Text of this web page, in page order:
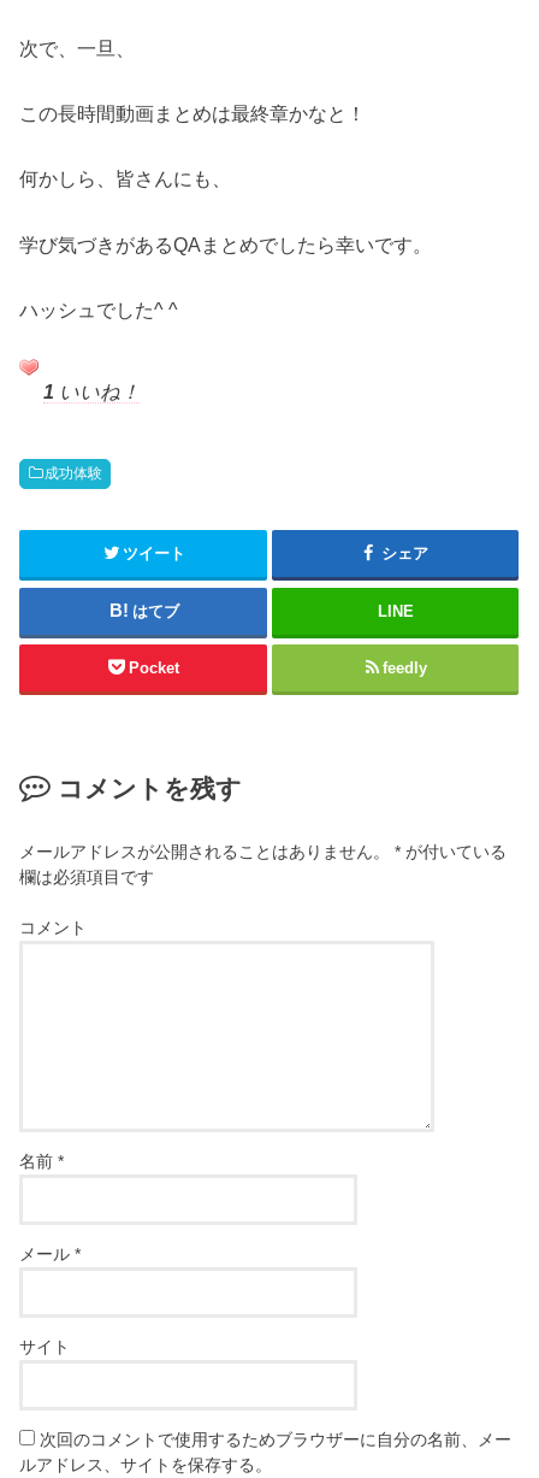
次で、一旦、
この長時間動画まとめは最終章かなと！
何かしら、皆さんにも、
学び気づきがあるQAまとめでしたら幸いです。
ハッシュでした^ ^
1 いいね！
成功体験
ツイート シェア
はてブ LINE
Pocket feedly
コメントを残す
メールアドレスが公開されることはありません。 * が付いている
欄は必須項目です
コメント
名前*
メール*
サイト
次回のコメントで使用するためブラウザーに自分の名前、メー
ルアドレス、サイトを保存する。